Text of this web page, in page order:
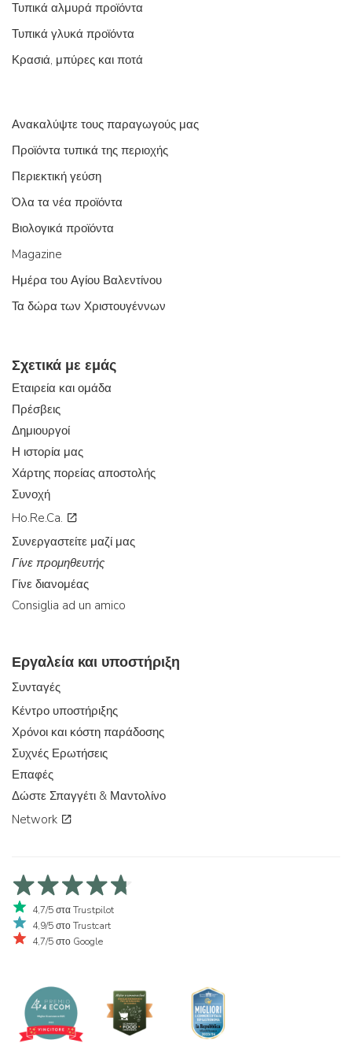
Τυπικά αλμυρά προϊόντα
Τυπικά γλυκά προϊόντα
Κρασιά, μπύρες και ποτά
Ανακαλύψτε τους παραγωγούς μας
Προϊόντα τυπικά της περιοχής
Περιεκτική γεύση
Όλα τα νέα προϊόντα
Βιολογικά προϊόντα
Magazine
Ημέρα του Αγίου Βαλεντίνου
Τα δώρα των Χριστουγέννων
Σχετικά με εμάς
Εταιρεία και ομάδα
Πρέσβεις
Δημιουργοί
Η ιστορία μας
Χάρτης πορείας αποστολής
Συνοχή
Ho.Re.Ca.
Συνεργαστείτε μαζί μας
Γίνε προμηθευτής
Γίνε διανομέας
Consiglia ad un amico
Εργαλεία και υποστήριξη
Συνταγές
Κέντρο υποστήριξης
Χρόνοι και κόστη παράδοσης
Συχνές Ερωτήσεις
Επαφές
Δώστε Σπαγγέτι & Μαντολίνο
Network
4,7/5 στα Trustpilot
4,9/5 στο Trustcart
4,7/5 στο Google